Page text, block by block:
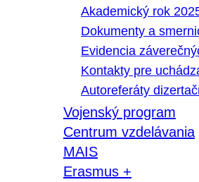
Akademický rok
Dokumenty a
Evidencia
Kontakty pre
Autoreferáty
Vojenský program
Centrum vzdelávania
MAIS
Erasmus +